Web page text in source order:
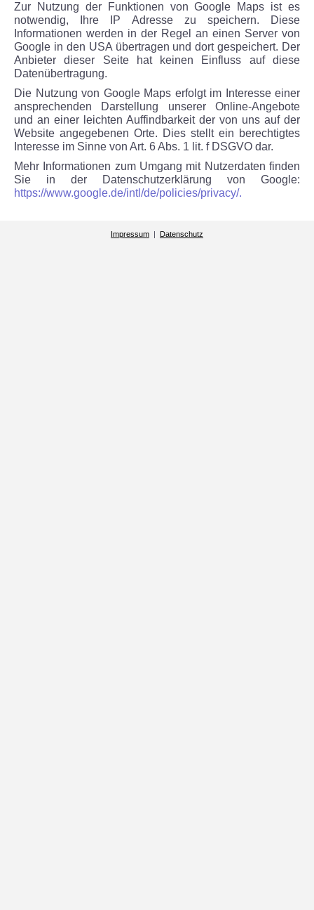
Zur Nutzung der Funktionen von Google Maps ist es
notwendig, Ihre IP Adresse zu speichern. Diese
Informationen werden in der Regel an einen Server von
Google in den USA übertragen und dort gespeichert. Der
Anbieter dieser Seite hat keinen Einfluss auf diese
Datenübertragung.
Die Nutzung von Google Maps erfolgt im Interesse einer
ansprechenden Darstellung unserer Online-Angebote
und an einer leichten Auffindbarkeit der von uns auf der
Website angegebenen Orte. Dies stellt ein berechtigtes
Interesse im Sinne von Art. 6 Abs. 1 lit. f DSGVO dar.
Mehr Informationen zum Umgang mit Nutzerdaten finden
Sie in der Datenschutzerklärung von Google:
https://www.google.de/intl/de/policies/privacy/.
Impressum | Datenschutz